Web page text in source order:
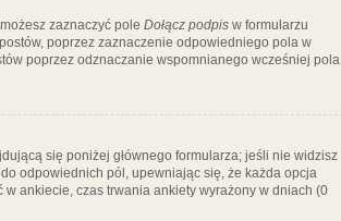
zaznaczyć pole Dołącz podpis w formularzu
poprzez zaznaczenie odpowiedniego pola w
poprzez odznaczanie wspomnianego wcześniej pola
się poniżej głównego formularza; jeśli nie widzisz
odpowiednich pól, upewniając się, że każda opcja
ankiecie, czas trwania ankiety wyrażony w dniach (0